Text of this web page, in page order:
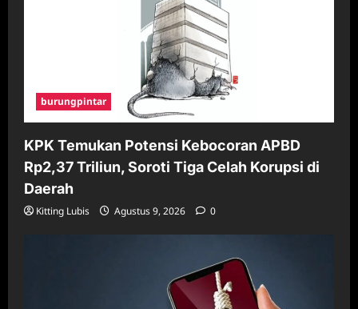
burungpintar
KPK Temukan Potensi Kebocoran APBD
Rp2,37 Triliun, Soroti Tiga Celah Korupsi di
Daerah
Kitting Lubis Agustus 9, 2026 0